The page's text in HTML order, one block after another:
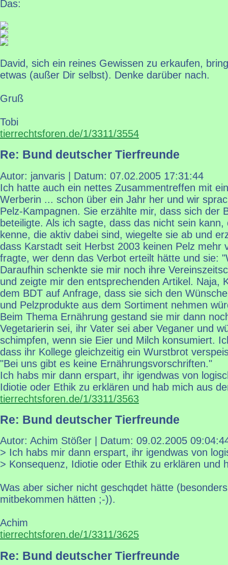
Das:
David, sich ein reines Gewissen zu erkaufen,
etwas (außer Dir selbst). Denke darüber nach.
Gruß
Tobi
tierrechtsforen.de/1/3311/3554
Re: Bund deutscher Tierfreunde
Autor: janvaris | Datum: 07.02.2005 17:31:44
Ich hatte auch ein nettes Zusammentreffen mit
Werberin ... schon über ein Jahr her und wir
Pelz-Kampagnen. Sie erzählte mir, dass sich der
beteiligte. Als ich sagte, dass das nicht sein
kenne, die aktiv dabei sind, wiegelte sie ab und
dass Karstadt seit Herbst 2003 keinen Pelz mehr
fragte, wer denn das Verbot erteilt hätte und sie:
Daraufhin schenkte sie mir noch ihre
und zeigte mir den entsprechenden Artikel. Naja,
dem BDT auf Anfrage, dass sie sich den
und Pelzprodukte aus dem Sortiment nehmen
Beim Thema Ernährung gestand sie mir dann
Vegetarierin sei, ihr Vater sei aber Veganer und
schimpfen, wenn sie Eier und Milch konsumiert.
dass ihr Kollege gleichzeitig ein Wurstbrot
"Bei uns gibt es keine Ernährungsvorschriften."
Ich habs mir dann erspart, ihr igendwas von
Idiotie oder Ethik zu erklären und hab mich aus
tierrechtsforen.de/1/3311/3563
Re: Bund deutscher Tierfreunde
Autor: Achim Stößer | Datum: 09.02.2005
> Ich habs mir dann erspart, ihr igendwas von
> Konsequenz, Idiotie oder Ethik zu erklären und
Was aber sicher nicht geschqdet hätte
mitbekommen hätten ;-)).
Achim
tierrechtsforen.de/1/3311/3625
Re: Bund deutscher Tierfreunde